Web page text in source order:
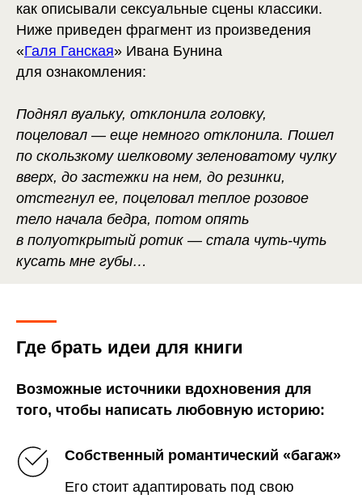
как описывали сексуальные сцены классики.
Ниже приведен фрагмент из произведения
«Галя Ганская» Ивана Бунина
для ознакомления:
Поднял вуальку, отклонила головку,
поцеловал — еще немного отклонила. Пошел
по скользкому шелковому зеленоватому чулку
вверх, до застежки на нем, до резинки,
отстегнул ее, поцеловал теплое розовое
тело начала бедра, потом опять
в полуоткрытый ротик — стала чуть-чуть
кусать мне губы…
Где брать идеи для книги
Возможные источники вдохновения для
того, чтобы написать любовную историю:
Собственный романтическ ий «багаж»
Его стоит адаптировать под свою